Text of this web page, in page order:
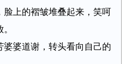
上的褶皱堆叠起来，笑呵
婆婆道谢，转头看向自己的